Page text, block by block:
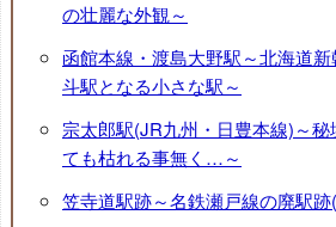
の壮麗な外観～
函館本線・渡島大野駅～北海道
斗駅となる小さな駅～
宗太郎駅(JR九州・日豊本線)～
ても枯れる事無く…～
笠寺道駅跡～名鉄瀬戸線の廃駅跡